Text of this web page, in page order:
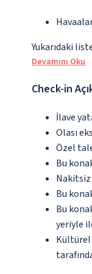
Yukarıdaki
Devamını Oku
Check-in
İlave
Olası
Özel
Bu
Bu
Bu
yeriyle
Kültürel